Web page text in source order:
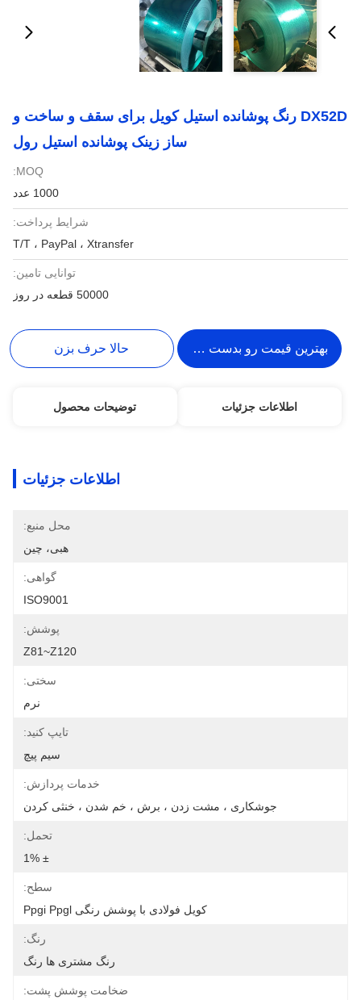
DX52D رنگ پوشانده استیل کویل برای سقف و ساخت و
ساز زینک پوشانده استیل رول
MOQ:
1000 عدد
شرایط پرداخت:
T/T ، PayPal ، Xtransfer
توانایی تامین:
50000 قطعه در روز
بهترین قیمت رو بدست بیار حالا حرف بزن
اطلاعات جزئیات توضیحات محصول
اطلاعات جزئیات
محل منبع:
هبی، چین
گواهی:
ISO9001
پوشش:
Z81~Z120
سختی:
نرم
تایپ کنید:
سیم پیچ
خدمات پردازش:
جوشکاری ، مشت زدن ، برش ، خم شدن ، خنثی کردن
تحمل:
± 1%
سطح:
کویل فولادی با پوشش رنگی Ppgi Ppgl
رنگ:
رنگ مشتری ها رنگ
ضخامت پوشش پشت: